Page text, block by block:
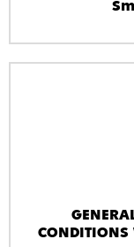
CONDITIONS